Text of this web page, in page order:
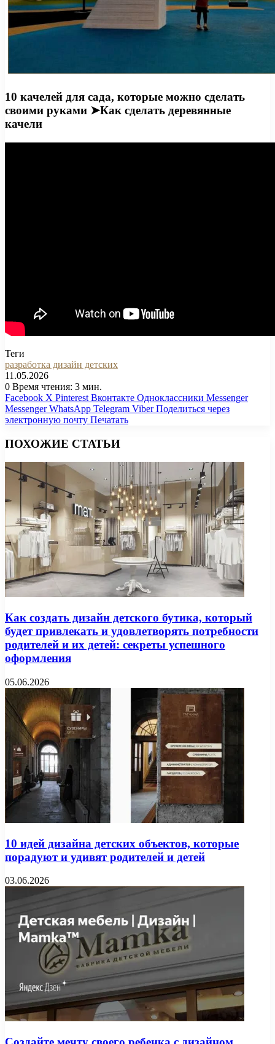
10 качелей для сада, которые можно сделать
своими руками ➤Как сделать деревянные
качели
Теги
разработка дизайн детских
11.05.2026
0 Время чтения: 3 мин.
Facebook X Pinterest Вконтакте Одноклассники Messenger
Messenger WhatsApp Telegram Viber Поделиться через
электронную почту Печатать
ПОХОЖИЕ СТАТЬИ
Как создать дизайн детского бутика, который
будет привлекать и удовлетворять потребности
родителей и их детей: секреты успешного
оформления
05.06.2026
10 идей дизайна детских объектов, которые
порадуют и удивят родителей и детей
03.06.2026